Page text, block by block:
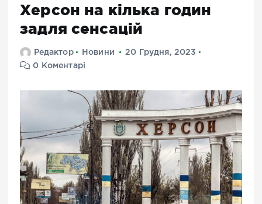
Херсон на кілька годин
задля сенсацій
Редактор Новини
20 Грудня, 2023
0 Коментарі